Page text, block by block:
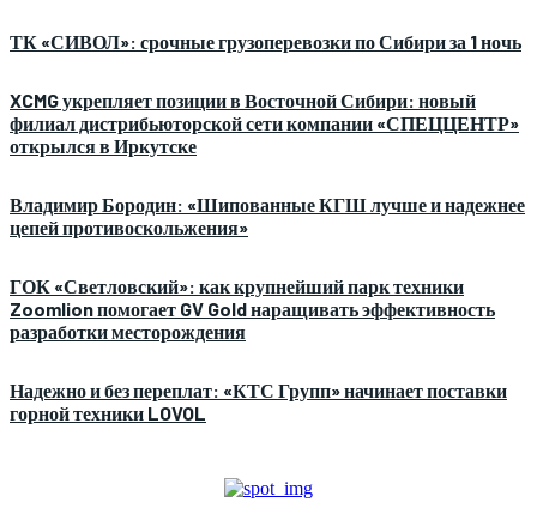
ТК «СИВОЛ»: срочные грузоперевозки по Сибири за 1 ночь
XCMG укрепляет позиции в Восточной Сибири: новый
филиал дистрибьюторской сети компании «СПЕЦЦЕНТР»
открылся в Иркутске
Владимир Бородин: «Шипованные КГШ лучше и надежнее
цепей противоскольжения»
ГОК «Светловский»: как крупнейший парк техники
Zoomlion помогает GV Gold наращивать эффективность
разработки месторождения
Надежно и без переплат: «КТС Групп» начинает поставки
горной техники LOVOL